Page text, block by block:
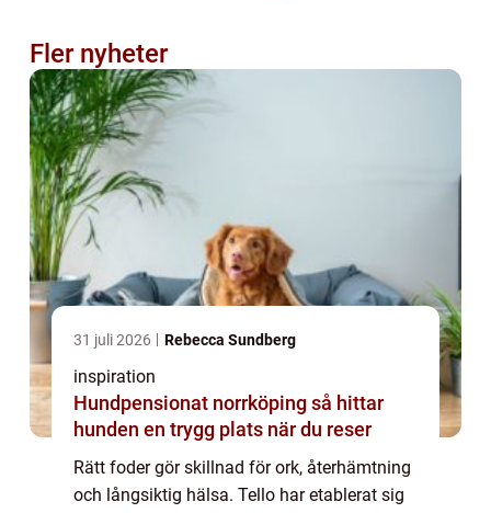
Fler nyheter
31 juli 2026 Rebecca Sundberg
inspiration
Hundpensionat norrköping så hittar
hunden en trygg plats när du reser
Rätt foder gör skillnad för ork, återhämtning
och långsiktig hälsa. Tello har etablerat sig